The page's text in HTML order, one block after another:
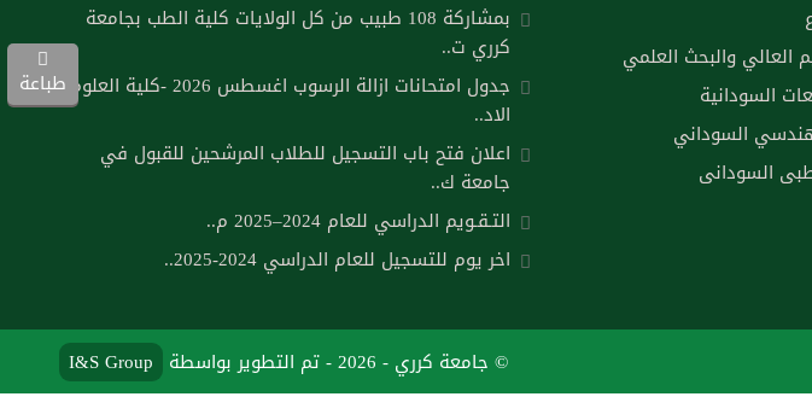
طباعة
العالي والبحث العلمي
السودانية
السوداني
السودانى
بمشاركة 108 طبيب من كل الولايات كلية الطب بجامعة
كرري ت..
جدول امتحانات ازالة الرسوب اغسطس 2026 -كلية العلوم
الاد..
اعلان فتح باب التسجيل للطلاب المرشحين للقبول في
جامعة ك..
التـقـويم الدراسي للعام 2024–2025 م..
اخر يوم للتسجيل للعام الدراسي 2024-2025..
© جامعة كرري - 2026 - تم التطوير بواسطة I&S Group